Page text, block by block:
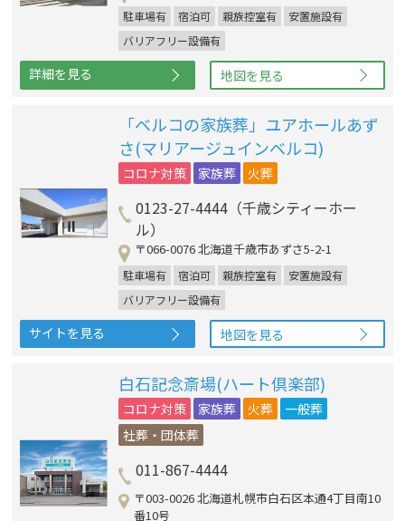
駐車場有 宿泊可 親族控室有
安置施設有
バリアフリー設備有
詳細を見る 地図を見る
「ベルコの家族葬」ユアホールあず
さ(マリアージュインベルコ)
コロナ対策 家族葬 火葬
0123-27-4444（千歳シティーホー
ル）
〒066-0076 北海道千歳市あずさ5-2-1
駐車場有 宿泊可 親族控室有
安置施設有
バリアフリー設備有
サイトを見る 地図を見る
白石記念斎場(ハート倶楽部)
コロナ対策 家族葬 火葬
一般葬
社葬・団体葬
011-867-4444
〒003-0026 北海道札幌市白石区本通4丁目南10
番10号